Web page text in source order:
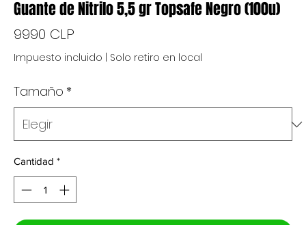
Guante de Nitrilo 5,5 gr Topsafe Negro (100u)
9990 CLP
Impuesto incluido Solo retiro en local
Tamaño *
Cantidad *